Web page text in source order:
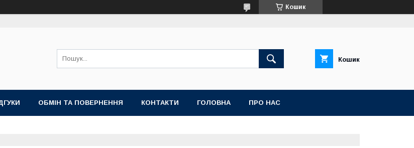
Кошик
Кошик
ОБМІН ТА ПОВЕРНЕННЯ КОНТАКТИ ГОЛОВНА ПРО НАС